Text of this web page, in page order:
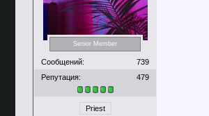
Senior Member
Сообщений:
739
Репутация:
479
Priest